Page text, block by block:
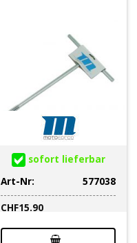
sofort lieferbar
Art-Nr:
577038
CHF15.90